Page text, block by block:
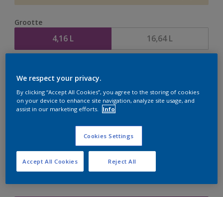
Grootte
4,16 L 16,64 L
te bestellen. Houd de website in de gaten, we werken
er hard aan om de voorraad aan te vullen.
We respect your privacy.
By clicking “Accept All Cookies”, you agree to the storing of cookies
on your device to enhance site navigation, analyze site usage, and
assist in our marketing efforts.
Info
Cookies Settings
Reject All
Accept All Cookies